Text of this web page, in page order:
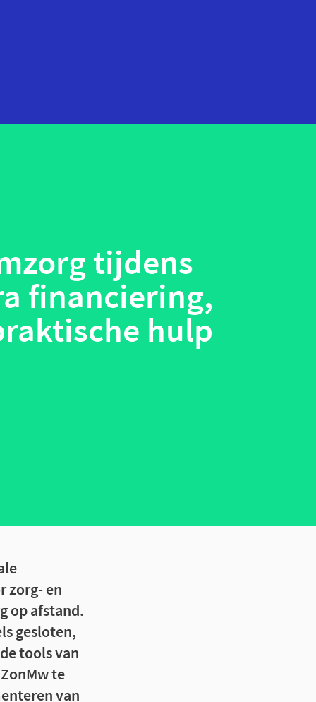
tijdens
financiering,
hulp
zorg- en
op afstand.
gesloten,
tools van
te
van